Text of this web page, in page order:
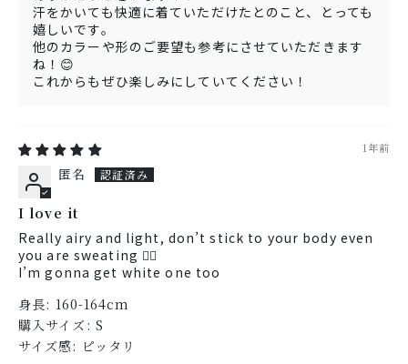
汗をかいても快適に着ていただけたとのこと、とっても
嬉しいです。
他のカラーや形のご要望も参考にさせていただきます
ね！😊
これからもぜひ楽しみにしていてください！
1年前
匿名
I love it
Really airy and light, don’t stick to your body even
you are sweating 👍🏻
I’m gonna get white one too
身長: 160-164cm
購入サイズ: S
サイズ感: ピッタリ